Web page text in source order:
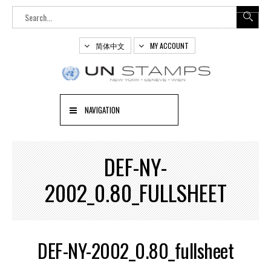
简体中文 MY ACCOUNT
NAVIGATION
DEF-NY-
2002_0.80_FULLSHEET
DEF-NY-2002_0.80_fullsheet